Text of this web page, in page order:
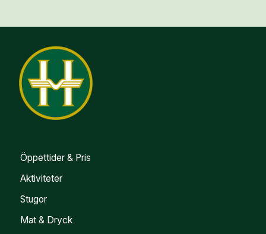
Öppettider & Pris
Aktiviteter
Stugor
Mat & Dryck